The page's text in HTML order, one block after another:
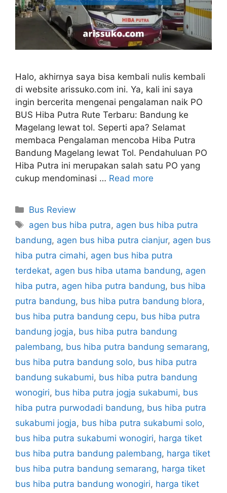
Halo, akhirnya saya bisa kembali nulis kembali
di website arissuko.com ini. Ya, kali ini saya
ingin bercerita mengenai pengalaman naik PO
BUS Hiba Putra Rute Terbaru: Bandung ke
Magelang lewat tol. Seperti apa? Selamat
membaca Pengalaman mencoba Hiba Putra
Bandung Magelang lewat Tol. Pendahuluan PO
Hiba Putra ini merupakan salah satu PO yang
cukup mendominasi … Read more
Categories
Bus Review
Tags
agen bus hiba putra, agen bus hiba putra
bandung, agen bus hiba putra cianjur, agen bus
hiba putra cimahi, agen bus hiba putra
terdekat, agen bus hiba utama bandung, agen
hiba putra, agen hiba putra bandung, bus hiba
putra bandung, bus hiba putra bandung blora,
bus hiba putra bandung cepu, bus hiba putra
bandung jogja, bus hiba putra bandung
palembang, bus hiba putra bandung semarang,
bus hiba putra bandung solo, bus hiba putra
bandung sukabumi, bus hiba putra bandung
wonogiri, bus hiba putra jogja sukabumi, bus
hiba putra purwodadi bandung, bus hiba putra
sukabumi jogja, bus hiba putra sukabumi solo,
bus hiba putra sukabumi wonogiri, harga tiket
bus hiba putra bandung palembang, harga tiket
bus hiba putra bandung semarang, harga tiket
bus hiba putra bandung wonogiri, harga tiket